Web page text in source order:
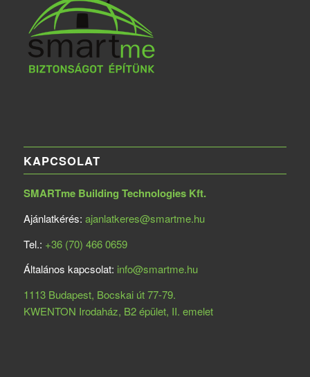
KAPCSOLAT
SMARTme Building Technologies Kft.
Ajánlatkérés: ajanlatkeres@smartme.hu
Tel.: +36 (70) 466 0659
Általános kapcsolat: info@smartme.hu
1113 Budapest, Bocskai út 77-79.
KWENTON Irodaház, B2 épület, II. emelet